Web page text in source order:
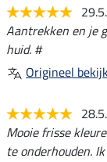
Aantrekken en je
huid. #
Origineel
Mooie frisse
te onderhouden.